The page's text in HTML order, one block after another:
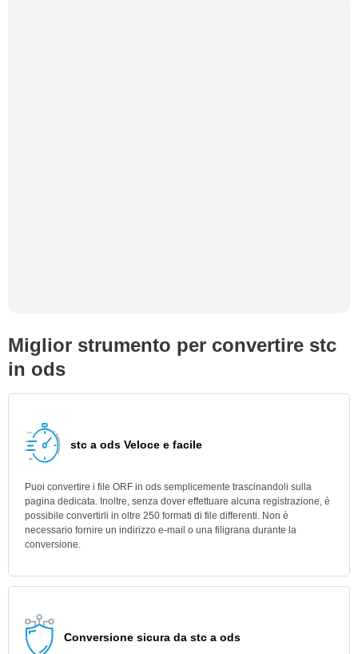
Miglior strumento per convertire stc
in ods
stc a ods Veloce e facile
Puoi convertire i file ORF in ods semplicemente trascinandoli sulla
pagina dedicata. Inoltre, senza dover effettuare alcuna registrazione, è
possibile convertirli in oltre 250 formati di file differenti. Non è
necessario fornire un indirizzo e-mail o una filigrana durante la
conversione.
Conversione sicura da stc a ods